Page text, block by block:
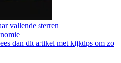
vallende sterren
dan dit artikel met kijktips om zo